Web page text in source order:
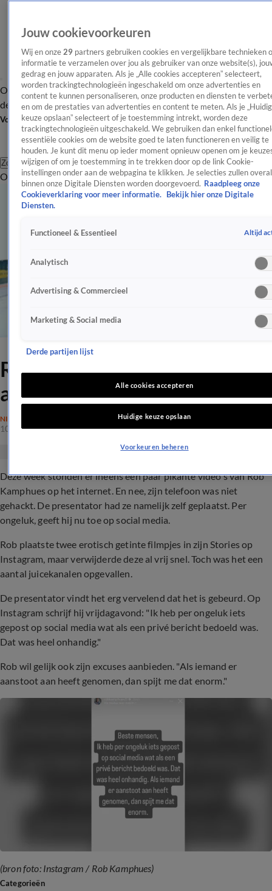
OverzichtAfleveringen Entertainment TV Algemeen
Tip
de redactieNieuwsbrief
Volg Shownieuws
Zoeken
OverzichtEntertainmentSpraakmakendRealityCrimeVideo's
Rob Kamphues biedt excuses
aan voor erotische filmpjes
NIEUWS
10 juni 2022, 22:16
Deze week stonden er ineens een paar pikante video's van Rob
Kamphues op het internet. En nee, zijn telefoon was niet
gehackt. De presentator had ze namelijk zelf geplaatst. Per
ongeluk, geeft hij nu toe op social media.
Rob plaatste twee erotisch getinte filmpjes in zijn Stories op
Instagram, maar verwijderde deze al vrij snel. Toch was het een
aantal juicekanalen opgevallen.
De presentator vindt het erg vervelend dat het is gebeurd. Op
Instagram schrijf hij vrijdagavond: "Ik heb per ongeluk iets
gepost op social media wat als een privé bericht bedoeld was.
Dat was heel onhandig."
Rob wil gelijk ook zijn excuses aanbieden. "Als iemand er
aanstoot aan heeft genomen, dan spijt me dat enorm."
(bron foto: Instagram / Rob Kamphues)
Categorieën
Jouw cookievoorkeuren
Wij en onze 29 partners gebruiken cookies en vergelijkbare technieken
informatie te verzamelen over jou als gebruiker van onze website(s),
gedrag en jouw apparaten. Als je „Alle cookies accepteren” selecteert,
worden trackingtechnologieën ingeschakeld om onze advertenties en
content te kunnen personaliseren, onze producten en diensten te
en om de prestaties van advertenties en content te meten. Als je
keuze opslaan” selecteert of je toestemming intrekt, worden deze
trackingtechnologieën uitgeschakeld. We gebruiken dan enkel
essentiële cookies om de website goed te laten functioneren en veilig te
houden. Je kunt dit menu op ieder moment opnieuw openen om je
wijzigen of om je toestemming in te trekken door op de link Cookie-
instellingen onder aan de webpagina te klikken. Je selecties zullen overal
binnen onze Digitale Diensten worden doorgevoerd. Raadpleeg onze
Cookieverklaring voor meer informatie.
Bekijk hier onze Digitale
Diensten.
Functioneel & Essentieel Altijd
Analytisch
Advertising & Commercieel
Marketing & Social media
Derde partijen lijst
Alle cookies accepteren
Huidige keuze opslaan
Voorkeuren beheren